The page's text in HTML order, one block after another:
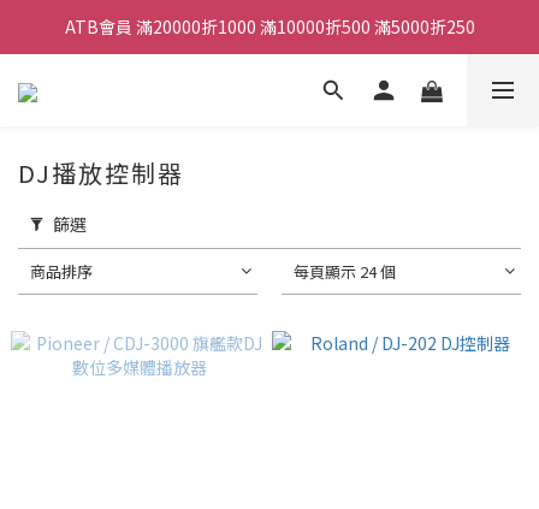
ATB會員 滿20000折1000 滿10000折500 滿5000折250
ATB會員 滿20000折1000 滿10000折500 滿5000折250
全館滿490元免運
ATB會員 滿20000折1000 滿10000折500 滿5000折250
DJ播放控制器
篩選
商品排序 每頁顯示 24 個